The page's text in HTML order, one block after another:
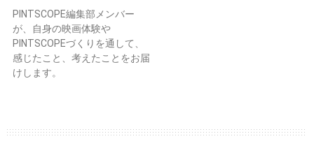
PINTSCOPE編集部メンバー
が、自身の映画体験や
PINTSCOPEづくりを通して、
感じたこと、考えたことをお届
けします。